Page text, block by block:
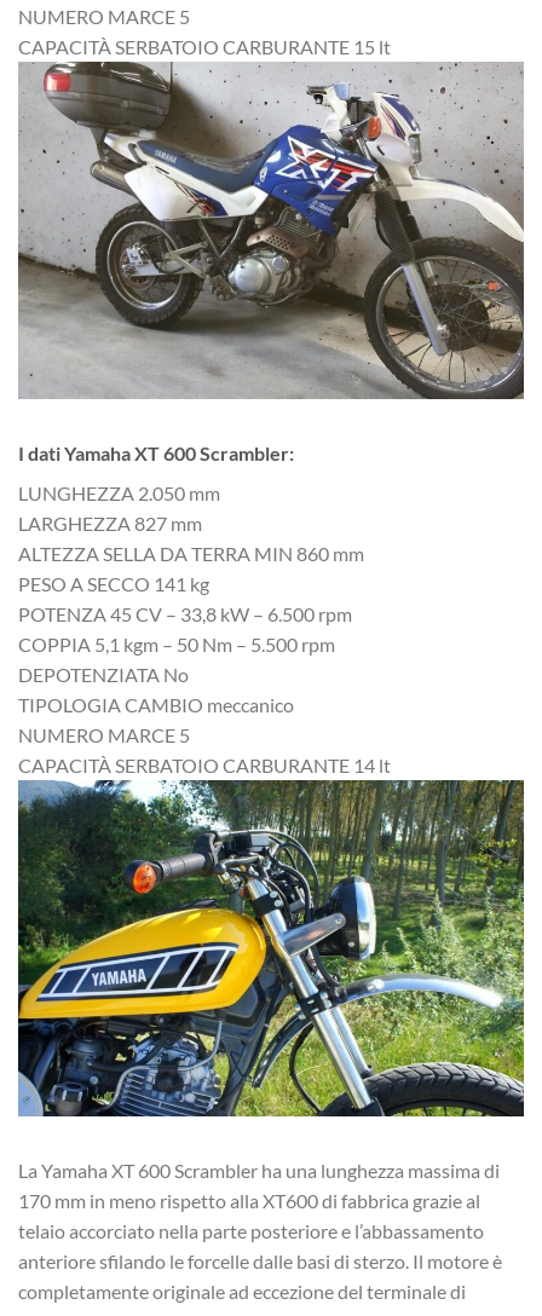
NUMERO MARCE 5
CAPACITÀ SERBATOIO CARBURANTE 15 lt
I dati Yamaha XT 600 Scrambler:
LUNGHEZZA 2.050 mm
LARGHEZZA 827 mm
ALTEZZA SELLA DA TERRA MIN 860 mm
PESO A SECCO 141 kg
POTENZA 45 CV – 33,8 kW – 6.500 rpm
COPPIA 5,1 kgm – 50 Nm – 5.500 rpm
DEPOTENZIATA No
TIPOLOGIA CAMBIO meccanico
NUMERO MARCE 5
CAPACITÀ SERBATOIO CARBURANTE 14 lt
La Yamaha XT 600 Scrambler ha una lunghezza massima di
170 mm in meno rispetto alla XT600 di fabbrica grazie al
telaio accorciato nella parte posteriore e l’abbassamento
anteriore sfilando le forcelle dalle basi di sterzo. Il motore è
completamente originale ad eccezione del terminale di